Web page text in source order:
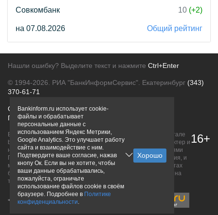
Совкомбанк
10 (+2)
на 07.08.2026 Общий рейтинг
Нашли ошибку? Выделите текст и нажмите Ctrl+Enter
© 1994-2026. РИА "БанкИнформСервис". Екатеринбург (343)
370-61-71
О проектеПолитика конфиденциальности
Правовая информацияДля рекламодателей
Вся информация о продуктах банков, размещенная на портале
bankinform.ru, носит исключительно ознакомительный характер и
не является публичной офертой, определяемой положениями
ГК РФ. Информация не содержит точного и полного описания, и
может быть изменена. Конечные условия уточняйте на сайтах
банков или при личном обращении. Исключительное право на
товарные знаки принадлежит их правообладателям.
16+
Bankinform.ru использует cookie-
файлы и обрабатывает
персональные данные с
использованием Яндекс Метрики,
Google Analytics. Это улучшает работу
сайта и взаимодействие с ним.
Подтвердите ваше согласие, нажав
кнопу Ок. Если вы не хотите, чтобы
ваши данные обрабатывались,
пожалуйста, ограничьте
использование файлов cookie в своём
браузере. Подробнее в Политике
конфиденциальности.